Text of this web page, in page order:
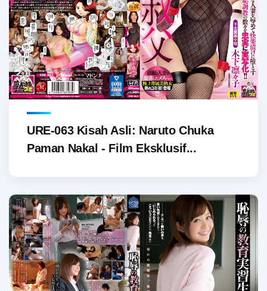
URE-063 Kisah Asli: Naruto Chuka
Paman Nakal - Film Eksklusif...